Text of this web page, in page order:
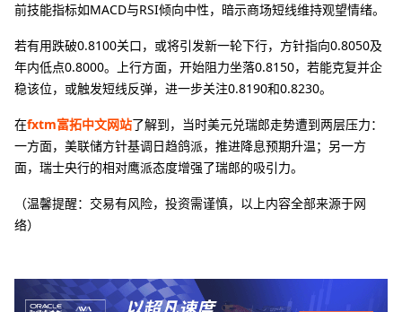
前技能指标如MACD与RSI倾向中性，暗示商场短线维持观望情绪。
若有用跌破0.8100关口，或将引发新一轮下行，方针指向0.8050及
年内低点0.8000。上行方面，开始阻力坐落0.8150，若能克复并企
稳该位，或触发短线反弹，进一步关注0.8190和0.8230。
在fxtm富拓中文网站了解到，当时美元兑瑞郎走势遭到两层压力：
一方面，美联储方针基调日趋鸽派，推进降息预期升温；另一方
面，瑞士央行的相对鹰派态度增强了瑞郎的吸引力。
（温馨提醒：交易有风险，投资需谨慎，以上内容全部来源于网
络）